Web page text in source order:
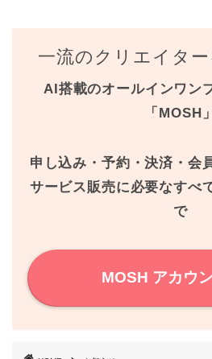
e
b
k
t
t
一流のクリエイタ
AI搭載のオールインワン
「MOSH」
申し込み・予約・決済・会
サービス販売に必要なすべ
で
MOSH アカウ